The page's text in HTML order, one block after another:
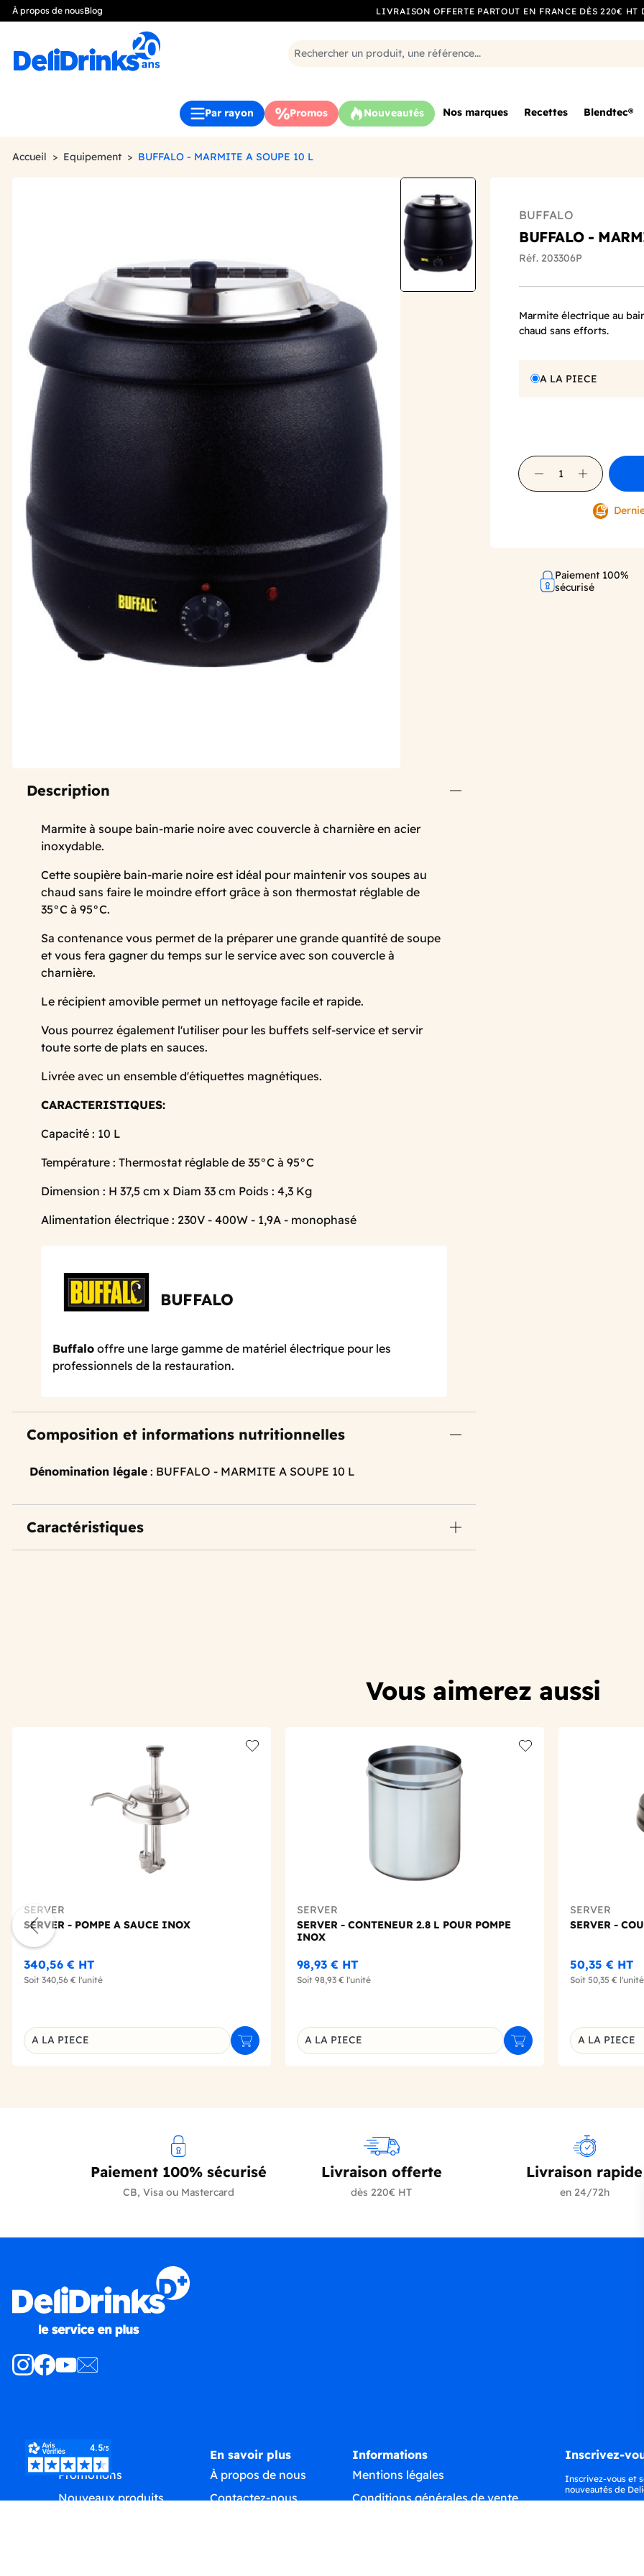
À propos de nousBlog LIVRAISON OFFERTE PARTOUT EN FRANCE DÈS 220€ HT
Par rayon Promos Nouveautés Nos marques Recettes Blendtec®
Accueil Equipement BUFFALO - MARMITE A SOUPE 10 L
Description
Marmite à soupe bain-marie noire avec couvercle à charnière en acier
inoxydable.
Cette soupière bain-marie noire est idéal pour maintenir vos soupes au
chaud sans faire le moindre effort grâce à son thermostat réglable de
35°C à 95°C.
Sa contenance vous permet de la préparer une grande quantité de soupe
et vous fera gagner du temps sur le service avec son couvercle à
charnière.
Le récipient amovible permet un nettoyage facile et rapide.
Vous pourrez également l'utiliser pour les buffets self-service et servir
toute sorte de plats en sauces.
Livrée avec un ensemble d'étiquettes magnétiques.
CARACTERISTIQUES:
Capacité : 10 L
Température : Thermostat réglable de 35°C à 95°C
Dimension : H 37,5 cm x Diam 33 cm Poids : 4,3 Kg
Alimentation électrique : 230V - 400W - 1,9A - monophasé
BUFFALO
Buffalo offre une large gamme de matériel électrique pour les
professionnels de la restauration.
Composition et informations nutritionnelles
Dénomination légale : BUFFALO - MARMITE A SOUPE 10 L
Caractéristiques
BUFFALO
BUFFALO -
Réf. 203306P
Marmite électrique au
chaud sans efforts.
A LA PIECE
Paiement 100%
sécurisé
Vous aimerez aussi
SERVER
SERVER - POMPE A SAUCE INOX
340,56 € HT
Soit 340,56 € l'unité
Déclinaison du produit
A LA PIECE Ajouter au panier
SERVER
SERVER - CONTENEUR 2.8 L POUR POMPE
INOX
98,93 € HT
Soit 98,93 € l'unité
Déclinaison du produit
A LA PIECE Ajouter au panier
SERVER
SERVER -
50,35 € HT
Soit 50,35 € l'unité
Déclinaison
A LA PIECE
Paiement 100% sécurisé
CB, Visa ou Mastercard
Livraison offerte
dès 220€ HT
Livraison rapide
en 24/72h
Produits
Promotions
Nouveaux produits
En savoir plus
À propos de nous
Contactez-nous
Informations
Mentions légales
Conditions générales de vente
Inscrivez-
Inscrivez-vous et
nouveautés de